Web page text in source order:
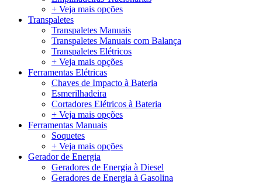
+ Veja mais opções
Transpaletes
Transpaletes Manuais
Transpaletes Manuais com Balança
Transpaletes Elétricos
+ Veja mais opções
Ferramentas Elétricas
Chaves de Impacto à Bateria
Esmerilhadeira
Cortadores Elétricos à Bateria
+ Veja mais opções
Ferramentas Manuais
Soquetes
+ Veja mais opções
Gerador de Energia
Geradores de Energia à Diesel
Geradores de Energia à Gasolina